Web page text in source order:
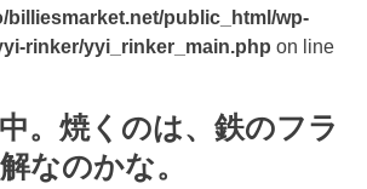
billiesmarket.net/public_html/wp-
rinker/yyi_rinker_main.php on line
。焼くのは、鉄のフラ
なのかな。